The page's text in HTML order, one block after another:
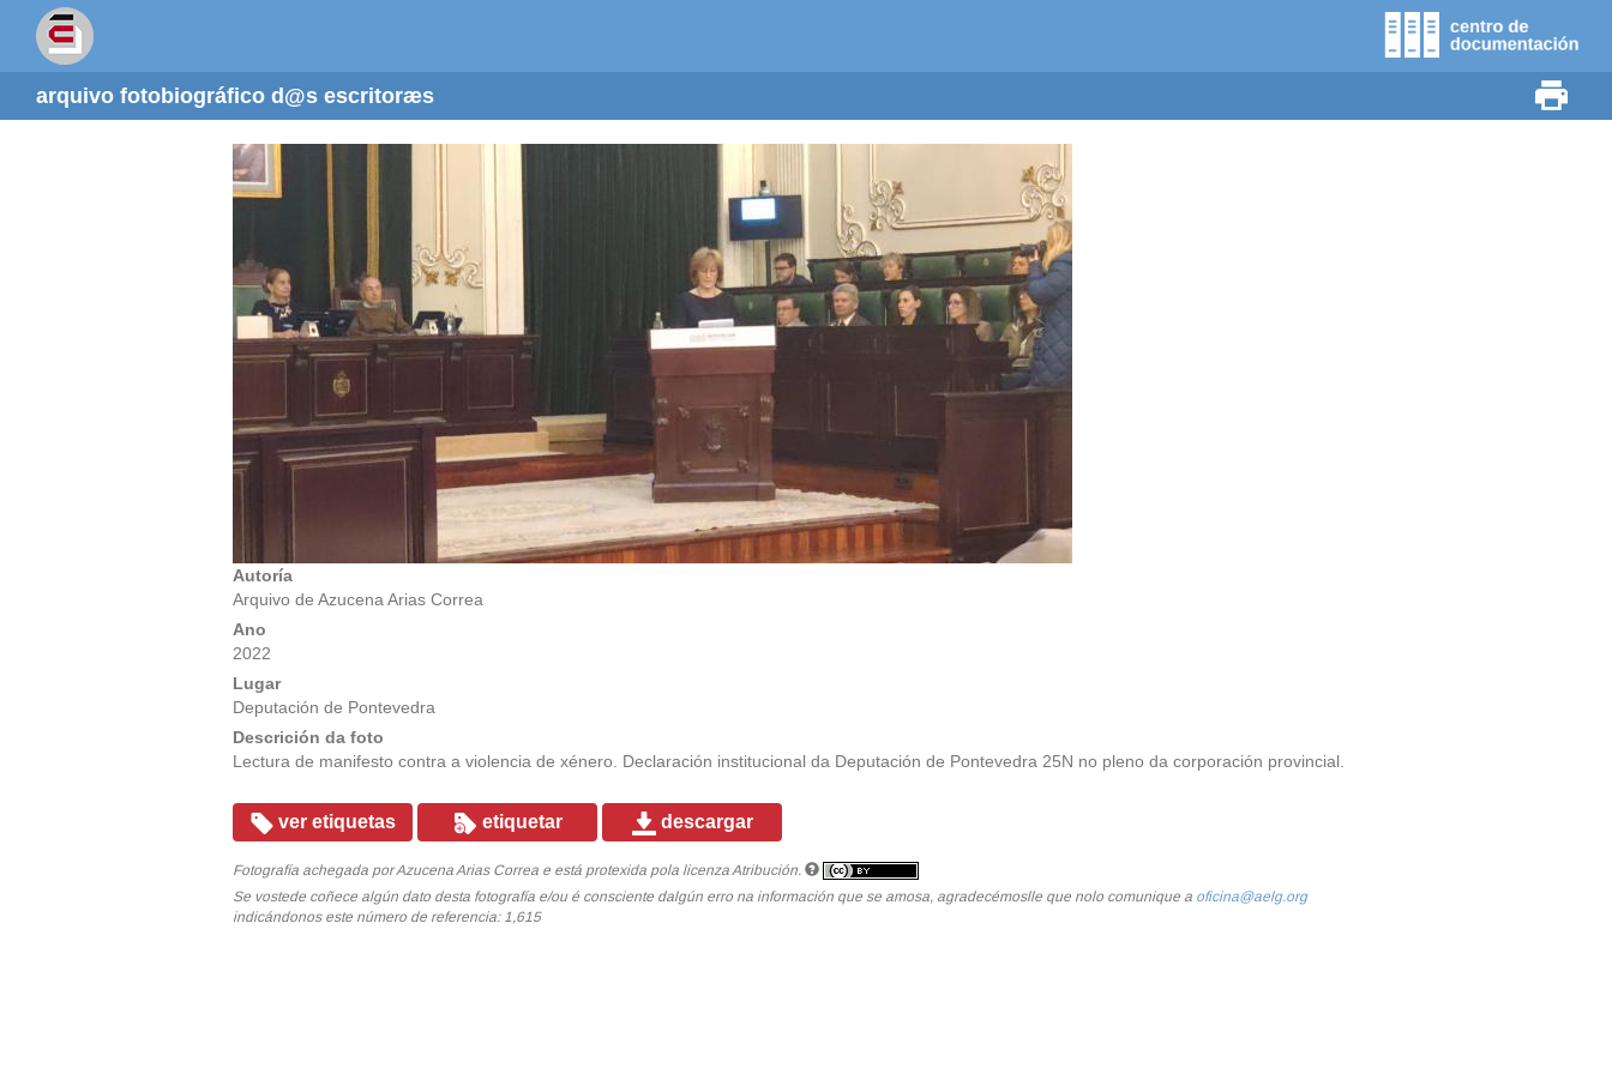
arquivo fotobiográfico d@s escritoræs
Autoría
Arquivo de Azucena Arias Correa
Ano
2022
Lugar
Deputación de Pontevedra
Descrición da foto
Lectura de manifesto contra a violencia de xénero. Declaración institucional da Deputación de Pontevedra 25N no pleno da corporación provincial.
ver etiquetas etiquetar descargar
Fotografía achegada por Azucena Arias Correa e está protexida pola licenza Atribución.
Se vostede coñece algún dato desta fotografía e/ou é consciente dalgún erro na información que se amosa, agradecémoslle que nolo comunique a oficina@aelg.org
indicándonos este número de referencia: 1,615